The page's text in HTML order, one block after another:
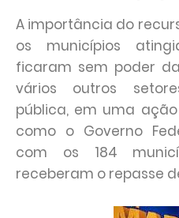
A importância do
os municípios
ficaram sem poder
vários outros
pública, em uma
como o Governo
com os 184
receberam o repasse